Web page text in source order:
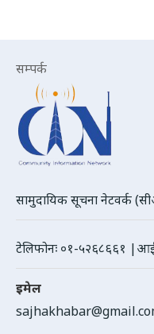
सम्पर्क
सामुदायिक सूचना नेटवर्क
टेलिफोनः ०१-५२६८६६१
इमेल